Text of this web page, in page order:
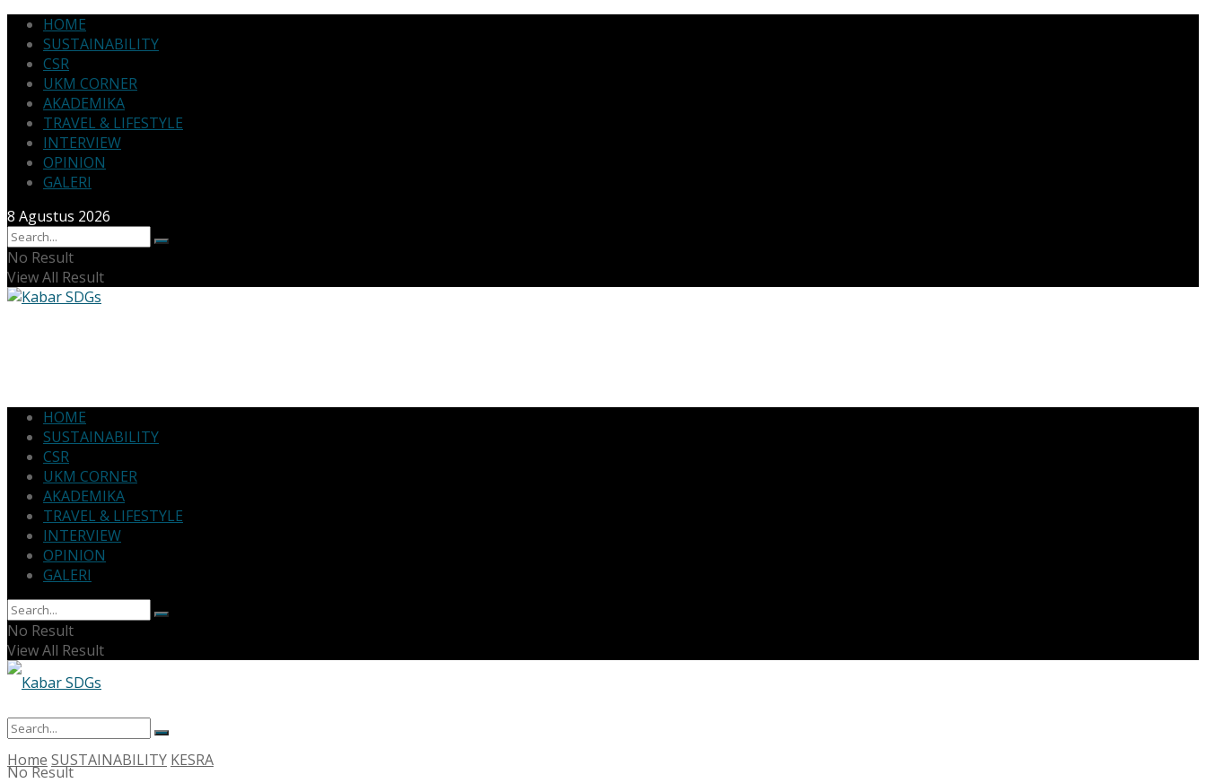
HOME
SUSTAINABILITY
CSR
UKM CORNER
AKADEMIKA
TRAVEL & LIFESTYLE
INTERVIEW
OPINION
GALERI
8 Agustus 2026
No Result
View All Result
HOME
SUSTAINABILITY
CSR
UKM CORNER
AKADEMIKA
TRAVEL & LIFESTYLE
INTERVIEW
OPINION
GALERI
No Result
View All Result
No Result
Home SUSTAINABILITY KESRA